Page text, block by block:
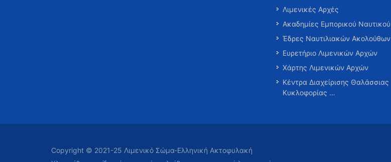
Λιμενικές Αρχές
Ακαδημίες Εμπορικού Ναυτικού
Έδρες Ναυτιλιακών Ακολούθων
Ευρετήριο Λιμενικών Αρχών
Χάρτης Λιμενικών Αρχών
Κέντρα Διαχείρισης Θαλάσσιας
Κυκλοφορίας …
Copyright © 2021-25 Λιμενικό Σώμα-Ελληνική Ακτοφυλακή